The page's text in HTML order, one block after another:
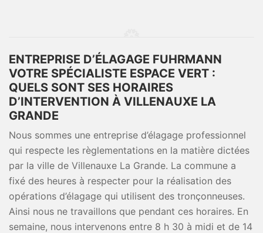
ENTREPRISE D’ÉLAGAGE FUHRMANN
VOTRE SPÉCIALISTE ESPACE VERT :
QUELS SONT SES HORAIRES
D’INTERVENTION À VILLENAUXE LA
GRANDE
Nous sommes une entreprise d’élagage professionnel
qui respecte les règlementations en la matière dictées
par la ville de Villenauxe La Grande. La commune a
fixé des heures à respecter pour la réalisation des
opérations d’élagage qui utilisent des tronçonneuses.
Ainsi nous ne travaillons que pendant ces horaires. En
semaine, nous intervenons entre 8 h 30 à midi et de 14